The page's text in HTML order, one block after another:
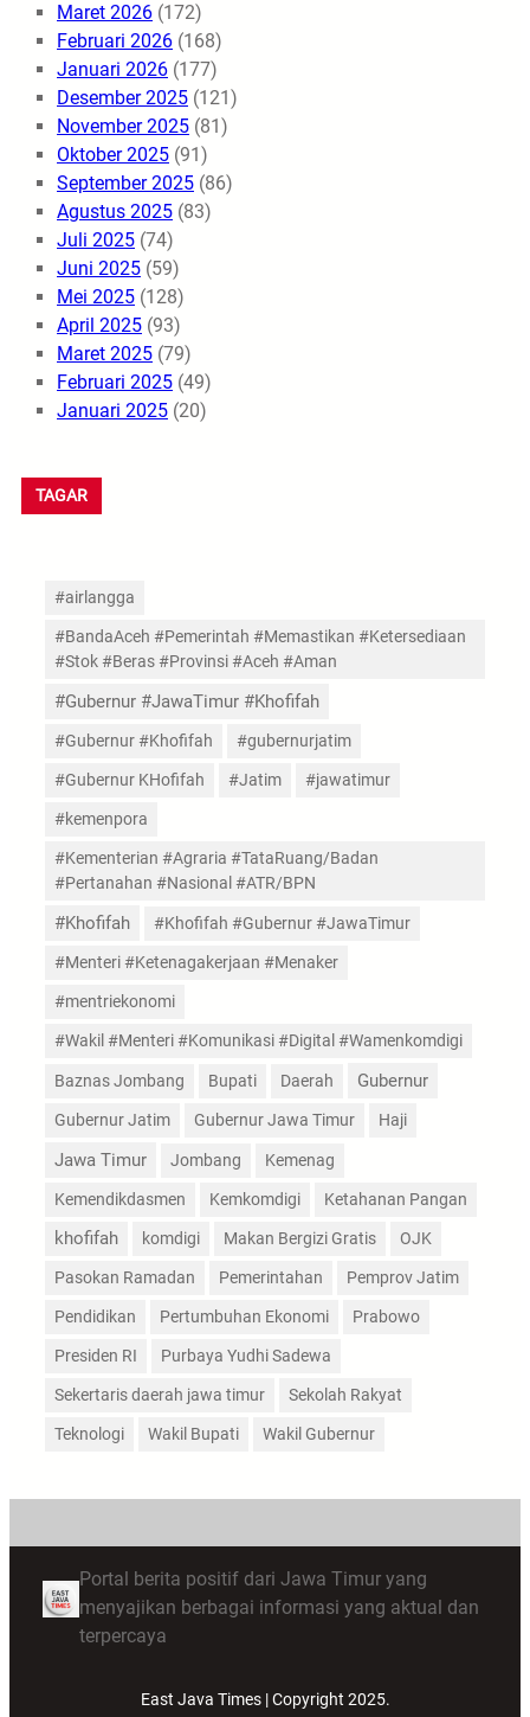
Maret 2026 (172)
Februari 2026 (168)
Januari 2026 (177)
Desember 2025 (121)
November 2025 (81)
Oktober 2025 (91)
September 2025 (86)
Agustus 2025 (83)
Juli 2025 (74)
Juni 2025 (59)
Mei 2025 (128)
April 2025 (93)
Maret 2025 (79)
Februari 2025 (49)
Januari 2025 (20)
TAGAR
#airlangga
#BandaAceh #Pemerintah #Memastikan #Ketersediaan
#Stok #Beras #Provinsi #Aceh #Aman
#Gubernur #JawaTimur #Khofifah
#Gubernur #Khofifah #gubernurjatim
#Gubernur KHofifah #Jatim #jawatimur
#kemenpora
#Kementerian #Agraria #TataRuang/Badan
#Pertanahan #Nasional #ATR/BPN
#Khofifah #Khofifah #Gubernur #JawaTimur
#Menteri #Ketenagakerjaan #Menaker
#mentriekonomi
#Wakil #Menteri #Komunikasi #Digital #Wamenkomdigi
Baznas Jombang Bupati Daerah Gubernur
Gubernur Jatim Gubernur Jawa Timur Haji
Jawa Timur Jombang Kemenag
Kemendikdasmen Kemkomdigi Ketahanan Pangan
khofifah komdigi Makan Bergizi Gratis OJK
Pasokan Ramadan Pemerintahan Pemprov Jatim
Pendidikan Pertumbuhan Ekonomi Prabowo
Presiden RI Purbaya Yudhi Sadewa
Sekertaris daerah jawa timur Sekolah Rakyat
Teknologi Wakil Bupati Wakil Gubernur
Portal berita positif dari Jawa Timur yang
menyajikan berbagai informasi yang aktual dan
terpercaya
East Java Times | Copyright 2025.